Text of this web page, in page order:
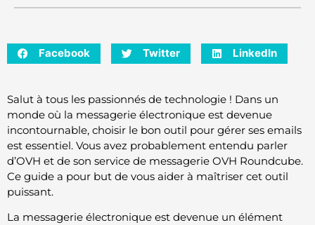
Facebook Twitter LinkedIn
Salut à tous les passionnés de technologie ! Dans un
monde où la messagerie électronique est devenue
incontournable, choisir le bon outil pour gérer ses emails
est essentiel. Vous avez probablement entendu parler
d’OVH et de son service de messagerie OVH Roundcube.
Ce guide a pour but de vous aider à maîtriser cet outil
puissant.
La messagerie électronique est devenue un élément